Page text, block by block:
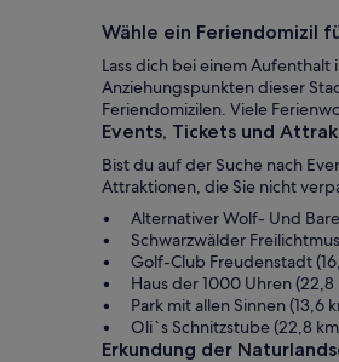
Wähle ein Feriendomizil
Lass dich bei einem
Anziehungspunkten dieser
Feriendomizilen. Viele
Events, Tickets und
Bist du auf der Suche nach
Attraktionen, die Sie nicht
Alternativer Wolf- Und
Schwarzwälder
Golf-Club Freudenstadt
Haus der 1000 Uhren (22,8
Park mit allen Sinnen (13,6
Oli`s Schnitzstube (22,8
Erkundung der